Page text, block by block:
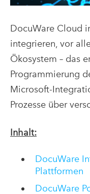
DocuWare Cloud
integrieren, vor
Ökosystem – das
Programmierung
Microsoft-
Prozesse über
Inhalt:
DocuWare
Plattformen
DocuWare